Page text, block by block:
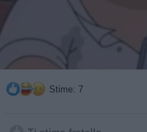
Stime: 7